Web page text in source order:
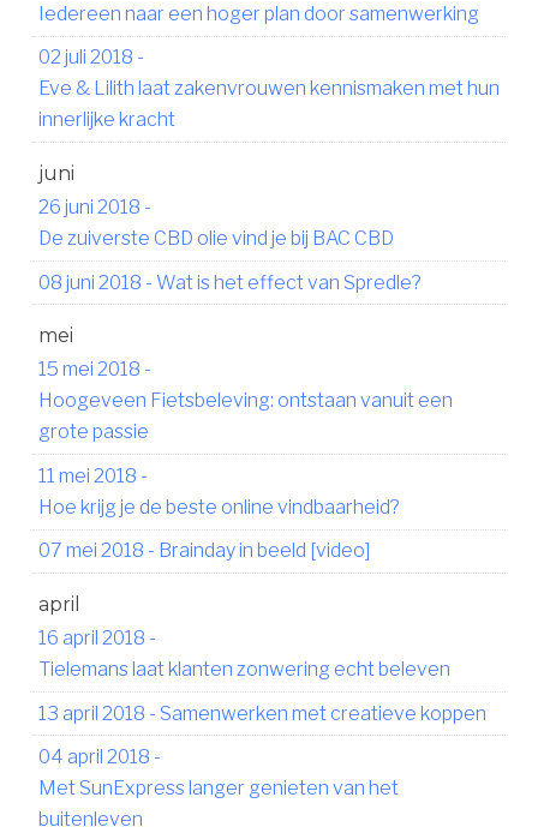
Iedereen naar een hoger plan door samenwerking
02 juli 2018 -
Eve & Lilith laat zakenvrouwen kennismaken met hun
innerlijke kracht
juni
26 juni 2018 -
De zuiverste CBD olie vind je bij BAC CBD
08 juni 2018 - Wat is het effect van Spredle?
mei
15 mei 2018 -
Hoogeveen Fietsbeleving: ontstaan vanuit een
grote passie
11 mei 2018 -
Hoe krijg je de beste online vindbaarheid?
07 mei 2018 - Brainday in beeld [video]
april
16 april 2018 -
Tielemans laat klanten zonwering echt beleven
13 april 2018 - Samenwerken met creatieve koppen
04 april 2018 -
Met SunExpress langer genieten van het
buitenleven